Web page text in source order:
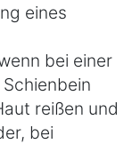
eines
bei einer
reißen und
bei